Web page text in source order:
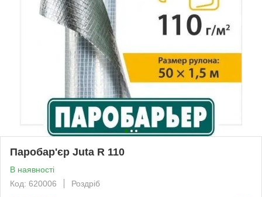
Паробар'єр Juta R 110
В наявності
Код: 620006
Роздріб